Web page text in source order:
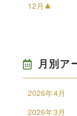
12月🎄
月別ア
2026年4月
2026年3月